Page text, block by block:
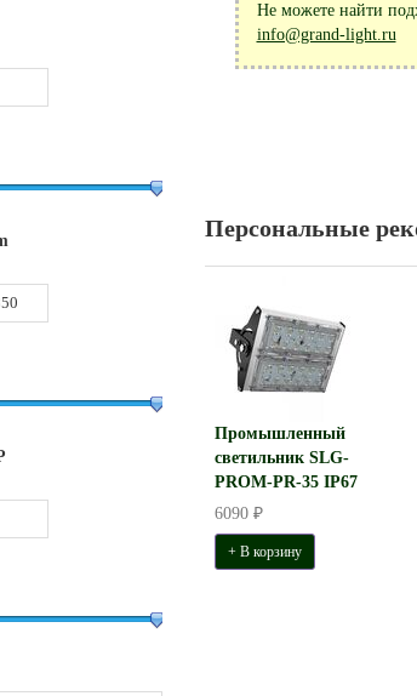
Не можете найти
info@grand-light.ru
Персональные
Промышленный
светильник SLG-
PROM-PR-35 IP67
6090 ₽
+ В корзину